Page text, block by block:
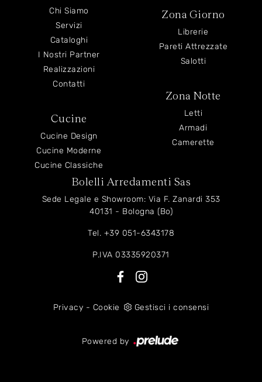
Chi Siamo
Servizi
Cataloghi
I Nostri Partner
Realizzazioni
Contatti
Cucine
Cucine Design
Cucine Moderne
Cucine Classiche
Zona Giorno
Librerie
Pareti Attrezzate
Salotti
Zona Notte
Letti
Armadi
Camerette
Bolelli Arredamenti Sas
Sede Legale e Showroom: Via F. Zanardi 353
40131 - Bologna (Bo)
Tel. +39 051-6343178
P.IVA 03335920371
Privacy - Cookie Gestisci i consensi
Powered by